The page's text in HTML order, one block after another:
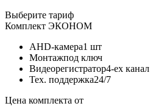
Выберите тариф
Комплект ЭКОНОМ
AHD-камера1 шт
Монтажпод ключ
Видеорегистратор4-ех канал
Тех. поддержка24/7
Цена комплекта от